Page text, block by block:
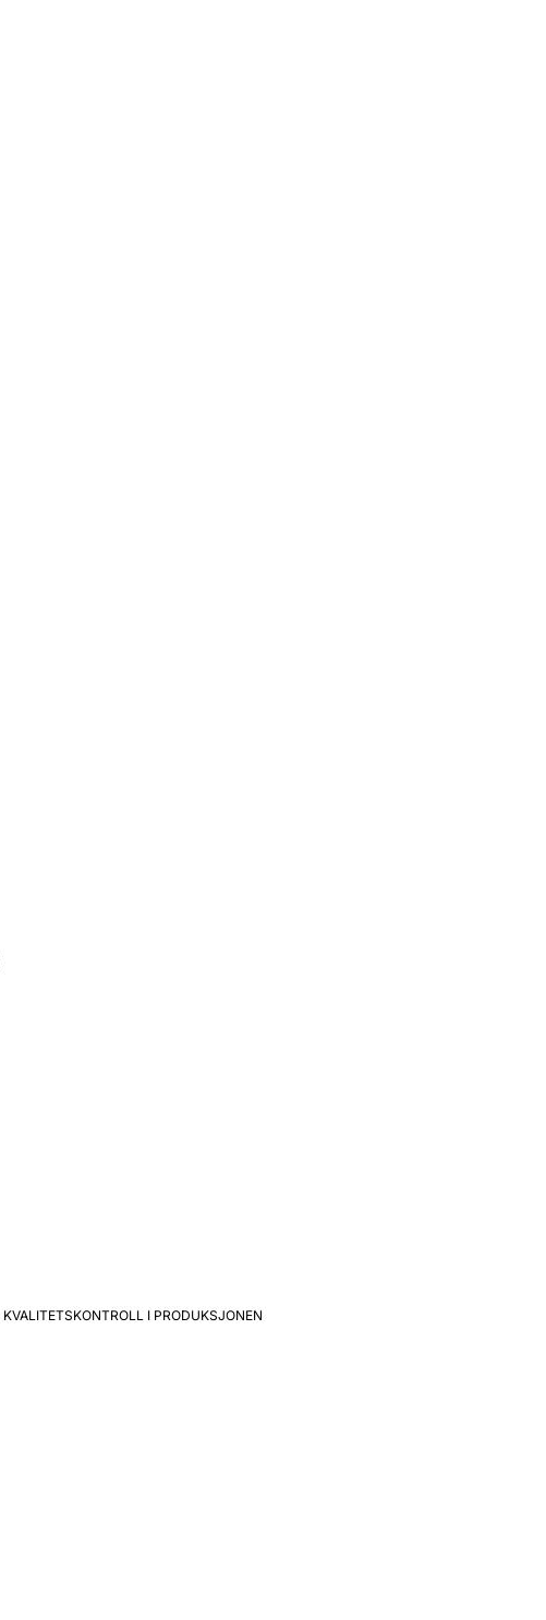
KVALITETSKONTROLL I PRODUKSJONEN